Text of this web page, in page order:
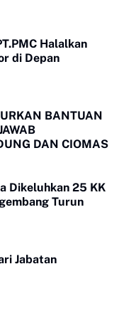
Halalkan
di Depan
BANTUAN
DAN CIOMAS
Dikeluhkan 25 KK
Turun
Jabatan